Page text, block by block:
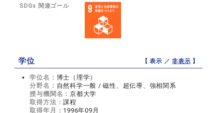
SDGs 関連ゴール
学位 【 表示 ／非表示 】
学位名： 博士（理学）
分野名： 自然科学一般 / 磁性、超伝導、強相関系
授与機関名：京都大学
取得方法：課程
取得年月： 1996年09月